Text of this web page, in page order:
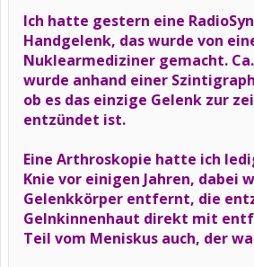
Ich hatte gestern eine
Handgelenk, das wurde von
Nuklearmediziner gemacht.
wurde anhand einer
ob es das einzige Gelenk zur
entzündet ist.
Eine Arthroskopie hatte ich
Knie vor einigen Jahren, dabei
Gelenkkörper entfernt, die
Gelnkinnenhaut direkt mit
Teil vom Meniskus auch, der